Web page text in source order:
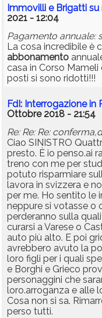
Immovilli e Brigatti
2021 - 12:04
Pagamento annuale:
La cosa incredibile è
abbonamento
casa in Corso
posti si sono ridotti!!!
FdI: Interrogazione in
Ottobre 2018 - 21:54
Re: Re: Re:
Ciao SINISTRO
presto. È io penso.ai
treno con me per
potuto risparmiare
lavora in svizzera e
per me. Ho sentito le
neppure si votasse o
perderanno sulla
curarsi a Varese o
auto più alto. E poi
avrebbero avuto la
loro figli per i quali
e Borghi e Grieco
personaggini che
loro.arroganza e alle
Cosa non si sa.
perso tutti.